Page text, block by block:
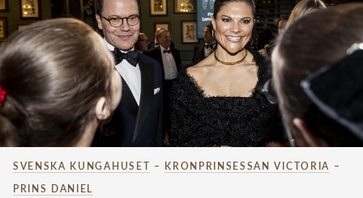
KUNGAFAMILJEN
UTLÄNDSKT
KÄNDISAR
VÄRLDENS KUNGAHUS
Svenska kungahuset
SVENSKA KUNGAHUSET – KRONPRINSESSAN VICTORIA –
PRINS DANIEL